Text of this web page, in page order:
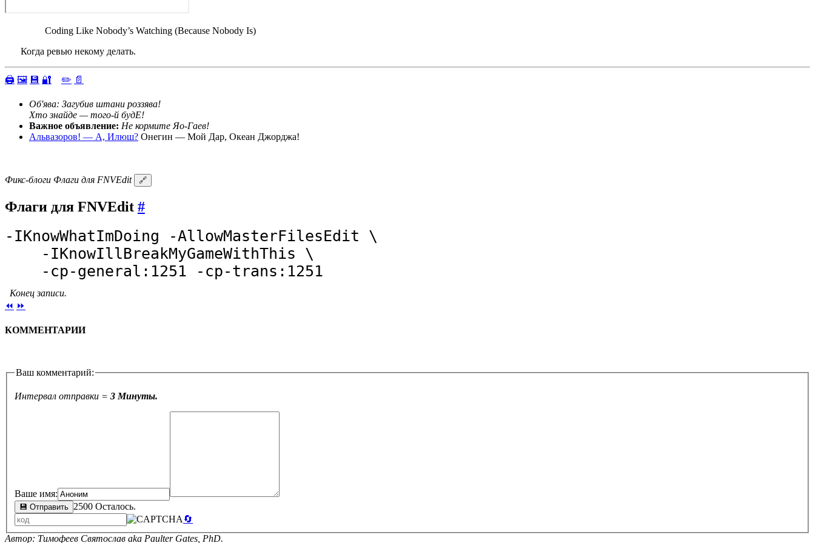
Coding Like Nobody’s Watching (Because Nobody Is)
Когда ревью некому делать.
🖨️ 🖼️ 💾 🔐 ✏️ 📄
Об'ява: Загубив штани роззява!
Хто знайде — того-й будЕ!
Важное объявление: Не кормите Яо-Гаев!
Альвазоров! — А, Илюш? Онегин — Мой Дар, Океан Джорджа!
Фикс-блоги Флаги для FNVEdit 🔗
Флаги для FNVEdit #
-IKnowWhatImDoing -AllowMasterFilesEdit \
    -IKnowIllBreakMyGameWithThis \
    -cp-general:1251 -cp-trans:1251
Конец записи.
⏪ ⏩
КОММЕНТАРИИ
Ваш комментарий:
Интервал отправки = 3 Минуты.
Ваше имя:
2500 Осталось.
🔄
Автор: Тимофеев Святослав aka Paulter Gates, PhD.